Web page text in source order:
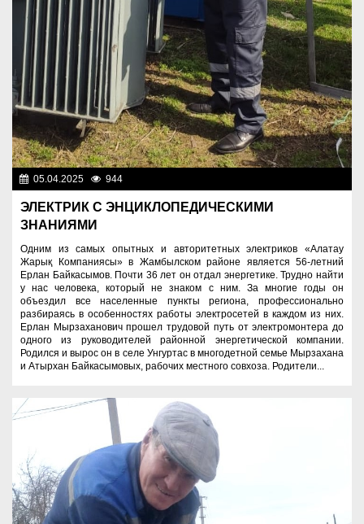
05.04.2025 944
ЭЛЕКТРИК С ЭНЦИКЛОПЕДИЧЕСКИМИ
ЗНАНИЯМИ
Одним из самых опытных и авторитетных электриков «Алатау
Жарық Компаниясы» в Жамбылском районе является 56-летний
Ерлан Байкасымов. Почти 36 лет он отдал энергетике. Трудно найти
у нас человека, который не знаком с ним. За многие годы он
объездил все населенные пункты региона, профессионально
разбираясь в особенностях работы электросетей в каждом из них.
Ерлан Мырзаханович прошел трудовой путь от электромонтера до
одного из руководителей районной энергетической компании.
Родился и вырос он в селе Унгуртас в многодетной семье Мырзахана
и Атырхан Байкасымовых, рабочих местного совхоза. Родители...